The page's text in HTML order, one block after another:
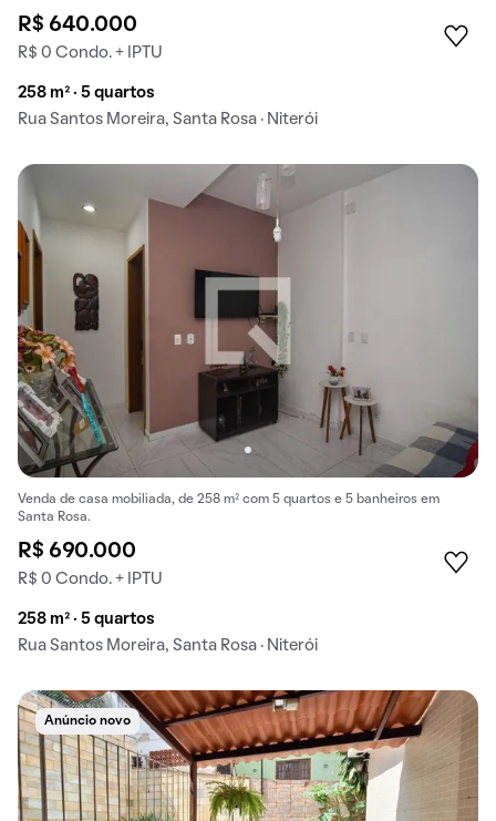
R$ 640.000
R$ 0 Condo. + IPTU
258 m² · 5 quartos
Rua Santos Moreira, Santa Rosa · Niterói
Venda de casa mobiliada, de 258 m² com 5 quartos e 5 banheiros em
Santa Rosa.
R$ 690.000
R$ 0 Condo. + IPTU
258 m² · 5 quartos
Rua Santos Moreira, Santa Rosa · Niterói
Anúncio novo